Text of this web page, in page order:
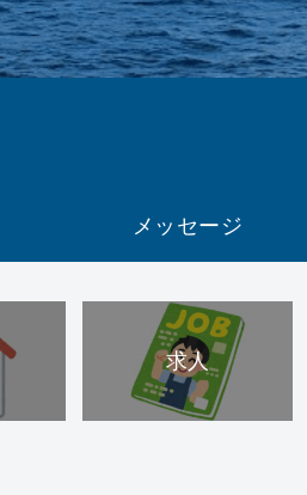
メッセージ
求人